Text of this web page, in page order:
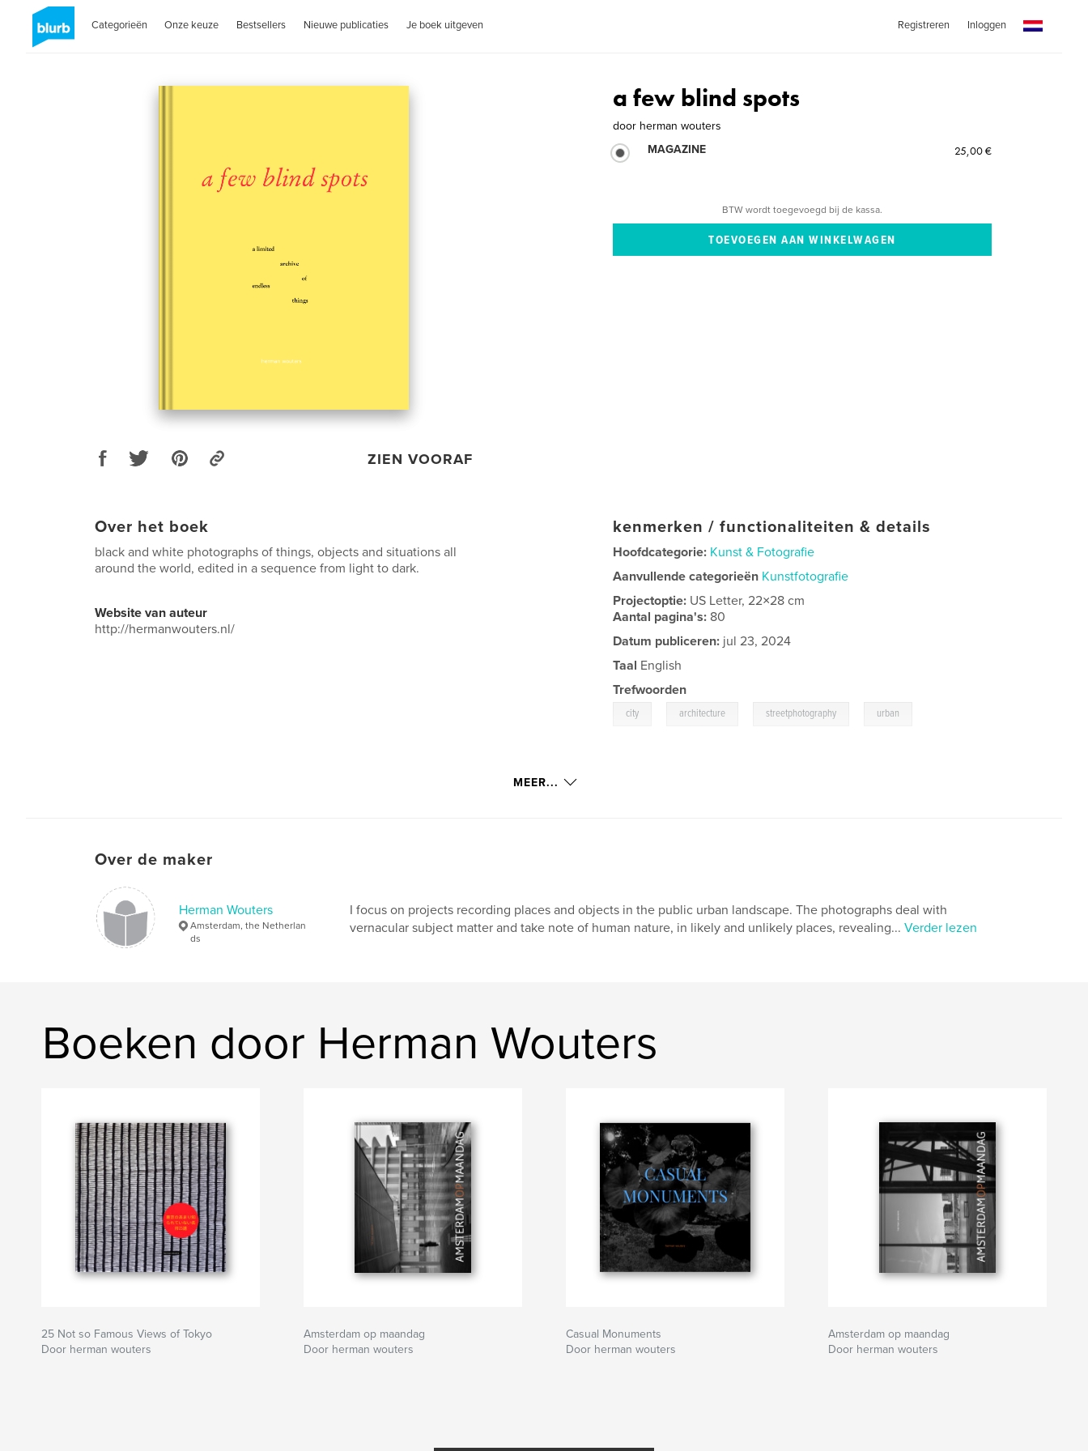
Categorieën Onze keuze Bestsellers Nieuwe publicaties Je boek uitgeven Registreren Inloggen
ZIEN VOORAF
a few blind spots
door herman wouters
MAGAZINE
25,00 €
BTW wordt toegevoegd bij de kassa.
Over het boek
black and white photographs of things, objects and situations all
around the world, edited in a sequence from light to dark.
Website van auteur
http://hermanwouters.nl/
kenmerken / functionaliteiten & details
Hoofdcategorie: Kunst & Fotografie
Aanvullende categorieën Kunstfotografie
Projectoptie: US Letter, 22×28 cm
Aantal pagina's: 80
Datum publiceren: jul 23, 2024
Taal English
Trefwoorden
city architecture streetphotography urban
MEER...
Over de maker
Herman Wouters
Amsterdam, the Netherlan
ds
I focus on projects recording places and objects in the public urban landscape. The photographs deal with
vernacular subject matter and take note of human nature, in likely and unlikely places, revealing... Verder lezen
Boeken door Herman Wouters
25 Not so Famous Views of Tokyo
Door herman wouters
Amsterdam op maandag
Door herman wouters
Casual Monuments
Door herman wouters
Amsterdam op maandag
Door herman wouters